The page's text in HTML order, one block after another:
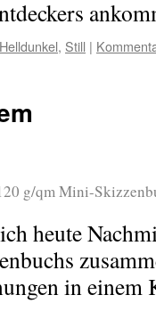
Helldunkel, Still |
g/qm Mini-
heute
in einem